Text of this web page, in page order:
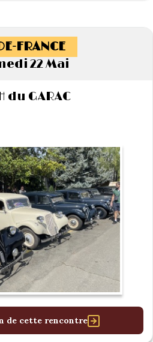
FRANCE
22 Mai
du GARAC
de cette rencontre